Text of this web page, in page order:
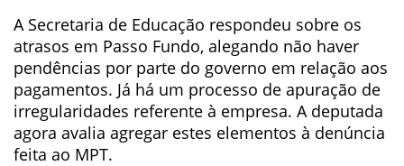
A Secretaria de Educação respondeu sobre os
atrasos em Passo Fundo, alegando não haver
pendências por parte do governo em relação aos
pagamentos. Já há um processo de apuração de
irregularidades referente à empresa. A deputada
agora avalia agregar estes elementos à denúncia
feita ao MPT.